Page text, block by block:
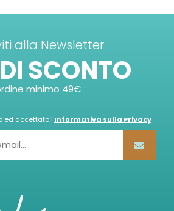
alla Newsletter
SCONTO
minimo 49€
ed accettato l'Informativa sulla Privacy